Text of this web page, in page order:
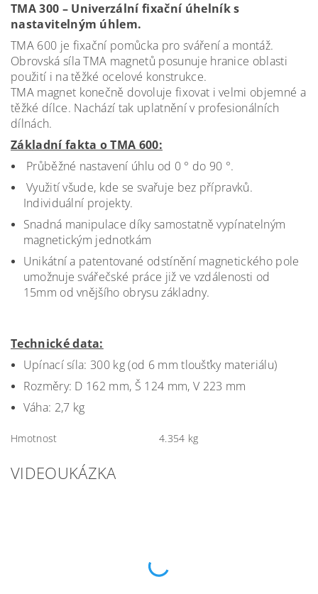
TMA 300 – Univerzální fixační úhelník s
nastavitelným úhlem.
TMA 600 je fixační pomůcka pro sváření a montáž.
Obrovská síla TMA magnetů posunuje hranice oblasti
použití i na těžké ocelové konstrukce.
TMA magnet konečně dovoluje fixovat i velmi objemné a
těžké dílce. Nachází tak uplatnění v profesionálních
dílnách.
Základní fakta o TMA 600:
Průběžné nastavení úhlu od 0 ° do 90 °.
Využití všude, kde se svařuje bez přípravků.
Individuální projekty.
Snadná manipulace díky samostatně vypínatelným
magnetickým jednotkám
Unikátní a patentované odstínění magnetického pole
umožnuje svářečské práce již ve vzdálenosti od
15mm od vnějšího obrysu základny.
Technické data:
Upínací síla: 300 kg (od 6 mm tloušťky materiálu)
Rozměry: D 162 mm, Š 124 mm, V 223 mm
Váha: 2,7 kg
Hmotnost 4.354 kg
VIDEOUKÁZKA